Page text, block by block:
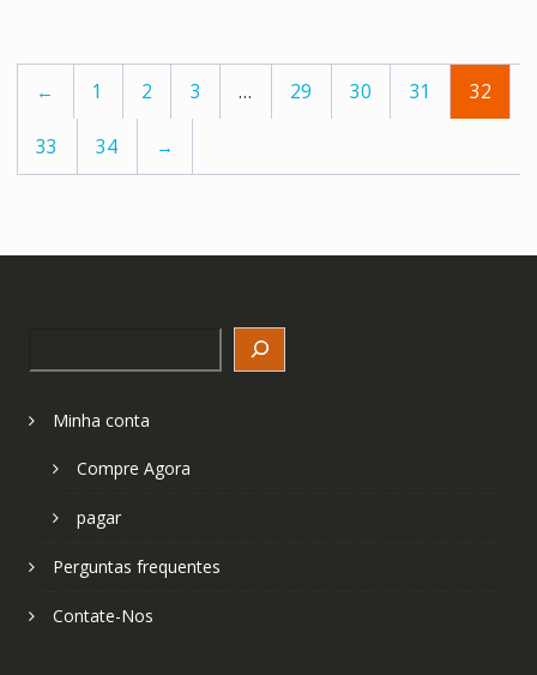
← 1 2 3 … 29 30 31 32
33 34 →
Minha conta
Compre Agora
pagar
Perguntas frequentes
Contate-Nos